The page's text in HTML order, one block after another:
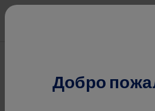
Добро